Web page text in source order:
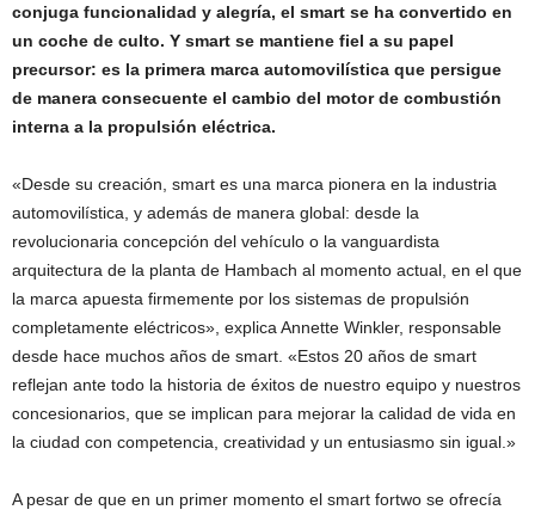
conjuga funcionalidad y alegría, el smart se ha convertido en
un coche de culto. Y smart se mantiene fiel a su papel
precursor: es la primera marca automovilística que persigue
de manera consecuente el cambio del motor de combustión
interna a la propulsión eléctrica.
«Desde su creación, smart es una marca pionera en la industria
automovilística, y además de manera global: desde la
revolucionaria concepción del vehículo o la vanguardista
arquitectura de la planta de Hambach al momento actual, en el que
la marca apuesta firmemente por los sistemas de propulsión
completamente eléctricos», explica Annette Winkler, responsable
desde hace muchos años de smart. «Estos 20 años de smart
reflejan ante todo la historia de éxitos de nuestro equipo y nuestros
concesionarios, que se implican para mejorar la calidad de vida en
la ciudad con competencia, creatividad y un entusiasmo sin igual.»
A pesar de que en un primer momento el smart fortwo se ofrecía